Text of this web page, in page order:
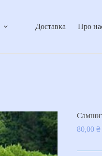
Доставка Про
80,00 ₴